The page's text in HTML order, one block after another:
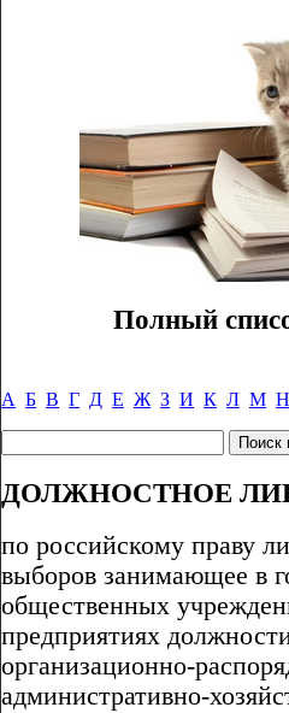
Полный
А Б В Г Д Е Ж З И К Л М Н
ДОЛЖНОСТНОЕ
по российскому праву
выборов занимающее в
общественных
предприятиях
организационно-
административно-